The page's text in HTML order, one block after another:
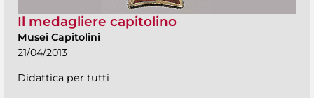
Il medagliere capitolino
Musei Capitolini
21/04/2013
Didattica per tutti